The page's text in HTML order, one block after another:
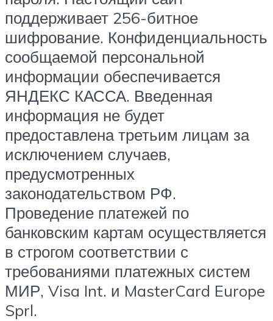
поддерживает 256-битное
шифрование. Конфиденциальность
сообщаемой персональной
информации обеспечивается
ЯНДЕКС КАССА. Введенная
информация не будет
предоставлена третьим лицам за
исключением случаев,
предусмотренных
законодательством РФ.
Проведение платежей по
банковским картам осуществляется
в строгом соответствии с
требованиями платежных систем
МИР, Visa Int. и MasterCard Europe
Sprl.